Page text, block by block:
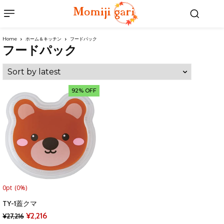
Home ホーム＆キッチン フードパック
フードパック
92% OFF
0pt (0%)
TY-1蓋クマ
¥27,216 Original
¥2,216Current